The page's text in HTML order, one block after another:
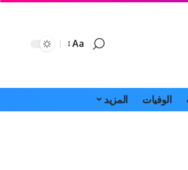
Font
Aa
الوفيات المزيد